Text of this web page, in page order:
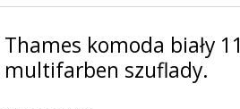
Thames komoda biały 11
multifarben szuflady.